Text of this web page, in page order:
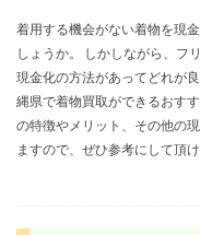
着用する機会がない着物を現
しょうか。 しかしながら、フ
現金化の方法があってどれが
縄県で着物買取ができるおす
の特徴やメリット、その他の
ますので、ぜひ参考にして頂